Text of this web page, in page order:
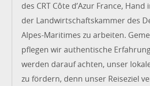
des CRT Côte d’Azur France,
der Landwirtschaftskammer des
Alpes-Maritimes zu arbeiten.
pflegen wir authentische
werden darauf achten, unser
zu fördern, denn unser Reiseziel